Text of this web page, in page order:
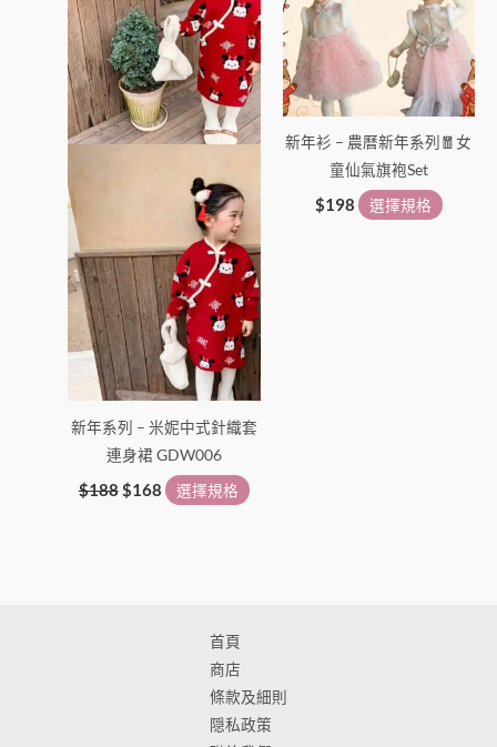
新年系列 – 米妮中式針織套
連身裙 GDW006
$188$168 選擇規格
種
款
式。
可
在
產
選
擇
選
項
新年衫 – 農曆新年系列🧧女
童仙氣旗袍Set
$198 選擇規格
種
款
式。
可
在
產
頁
首頁
商店
條款及細則
隠私政策